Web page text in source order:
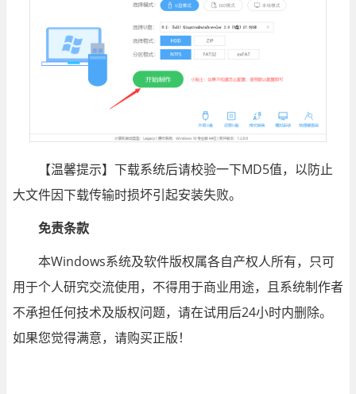
【温馨提示】下载系统后请校验一下MD5值，以防止
大文件因下载传输时损坏引起安装失败。
免责条款
本Windows系统及软件版权属各自产权人所有，只可
用于个人研究交流使用，不得用于商业用途，且系统制作者
不承担任何技术及版权问题，请在试用后24小时内删除。
如果您觉得满意，请购买正版！